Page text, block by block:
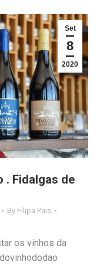
Set
8
2020
. Fidalgas de
By Filipa Pais
os vinhos da